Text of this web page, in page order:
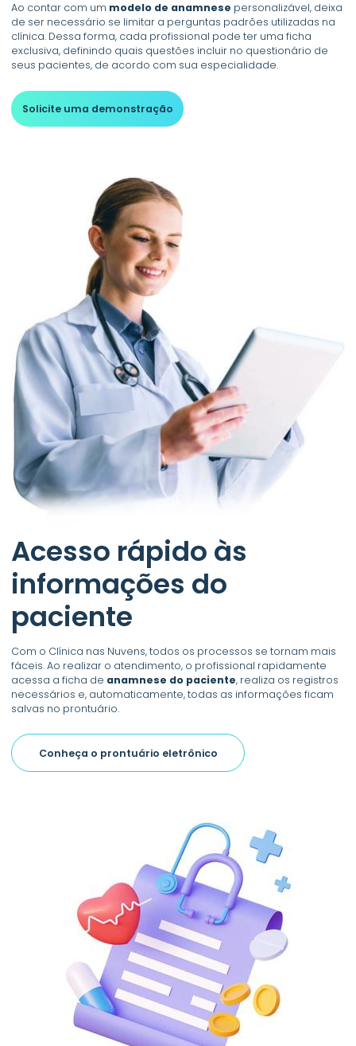
Ao contar com um modelo de anamnese personalizável, deixa
de ser necessário se limitar a perguntas padrões utilizadas na
clínica. Dessa forma, cada profissional pode ter uma ficha
exclusiva, definindo quais questões incluir no questionário de
seus pacientes, de acordo com sua especialidade.
Solicite uma demonstração
Acesso rápido às
informações do
paciente
Com o Clínica nas Nuvens, todos os processos se tornam mais
fáceis. Ao realizar o atendimento, o profissional rapidamente
acessa a ficha de anamnese do paciente, realiza os registros
necessários e, automaticamente, todas as informações ficam
salvas no prontuário.
Conheça o prontuário eletrônico